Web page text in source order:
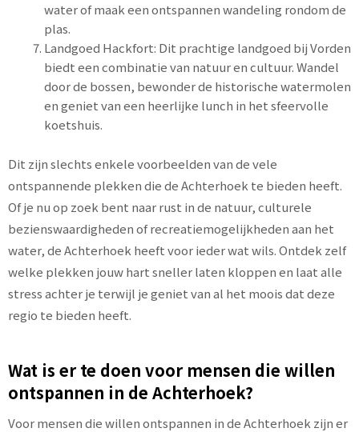
water of maak een ontspannen wandeling rondom de
plas.
Landgoed Hackfort: Dit prachtige landgoed bij Vorden
biedt een combinatie van natuur en cultuur. Wandel
door de bossen, bewonder de historische watermolen
en geniet van een heerlijke lunch in het sfeervolle
koetshuis.
Dit zijn slechts enkele voorbeelden van de vele
ontspannende plekken die de Achterhoek te bieden heeft.
Of je nu op zoek bent naar rust in de natuur, culturele
bezienswaardigheden of recreatiemogelijkheden aan het
water, de Achterhoek heeft voor ieder wat wils. Ontdek zelf
welke plekken jouw hart sneller laten kloppen en laat alle
stress achter je terwijl je geniet van al het moois dat deze
regio te bieden heeft.
Wat is er te doen voor mensen die willen
ontspannen in de Achterhoek?
Voor mensen die willen ontspannen in de Achterhoek zijn er